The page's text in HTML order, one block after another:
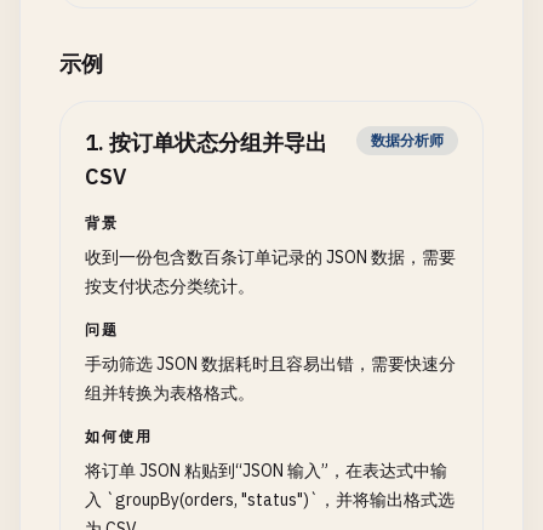
示例
1. 按订单状态分组并导出
CSV
数据分析师
背景
收到一份包含数百条订单记录的 JSON 数据，需要
按支付状态分类统计。
问题
手动筛选 JSON 数据耗时且容易出错，需要快速分
组并转换为表格格式。
如何使用
将订单 JSON 粘贴到“JSON 输入”，在表达式中输
入 `groupBy(orders, "status")`，并将输出格式选